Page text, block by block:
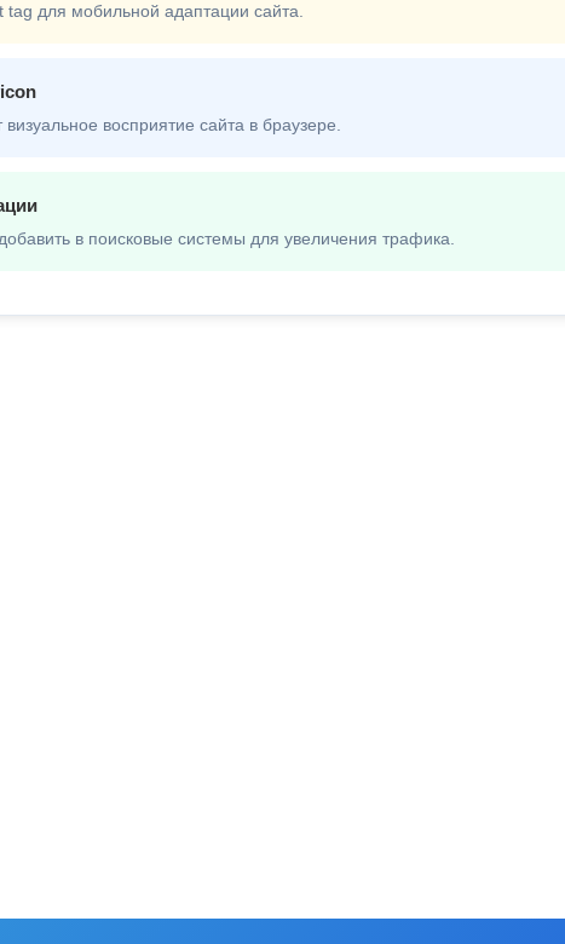
tag для мобильной адаптации сайта.
восприятие сайта в браузере.
в поисковые системы для увеличения трафика.